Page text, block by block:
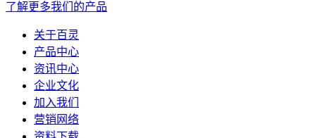
了解更多我们的产品
关于百灵
产品中心
资讯中心
企业文化
加入我们
营销网络